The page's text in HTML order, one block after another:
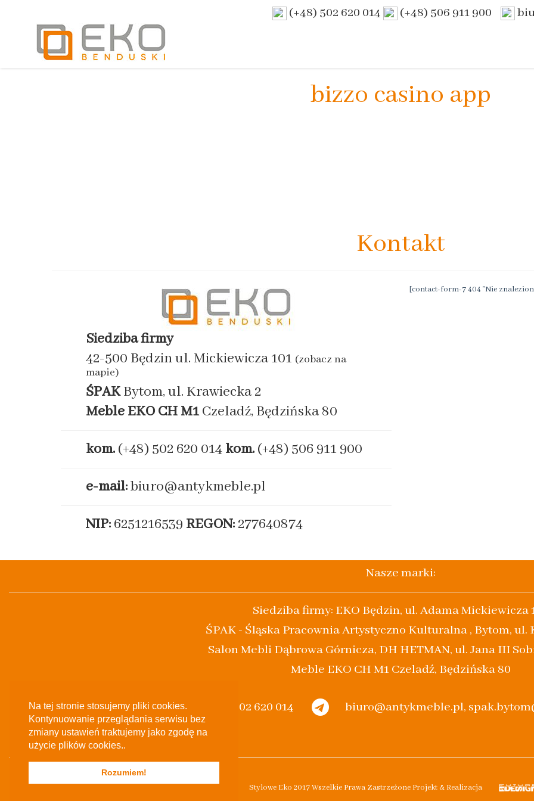
Na tej stronie stosujemy pliki cookies.
Kontynuowanie przeglądania serwisu bez
zmiany ustawień traktujemy jako zgodę na
użycie plików cookies..
Rozumiem!
(+48) 502 620 014 (+48) 506 911 900
bizzo casino app
Kontakt
Siedziba firmy
42-500 Będzin ul. Mickiewicza 101 (zobacz na
mapie)
ŚPAKBytom, ul. Krawiecka 2
Meble EKO CH M1Czeladź, Będzińska 80
kom. (+48) 502 620 014 kom. (+48) 506 911 900
e-mail:biuro@antykmeble.pl
NIP: 6251216539 REGON: 277640874
[contact-form-7 404 "Nie
Nasze marki:
Siedziba firmy: EKO Będzin, ul. Adama Mickiewicza
ŚPAK - Śląska Pracownia Artystyczno Kulturalna , Bytom, ul.
Salon Mebli Dąbrowa Górnicza, DH HETMAN, ul. Jana III
Meble EKO CH M1 Czeladź, Będzińska 80
(+48) 502 620 014 biuro@antykmeble.pl,
Stylowe Eko 2017 Wszelkie Prawa Zastrzeżone Projekt & Realizacja